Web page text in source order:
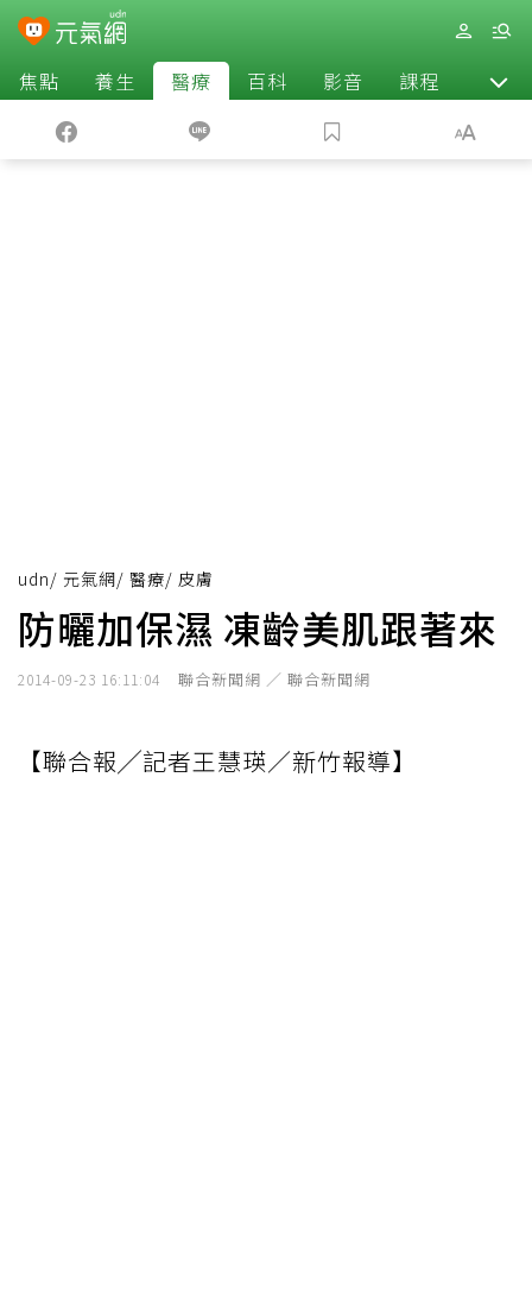
焦點 養生 醫療 百科 影音 課程 退休
udn/ 元氣網/ 醫療/ 皮膚
防曬加保濕 凍齡美肌跟著來
2014-09-23 16:11:04 聯合新聞網 ／ 聯合新聞網
【聯合報╱記者王慧瑛／新竹報導】